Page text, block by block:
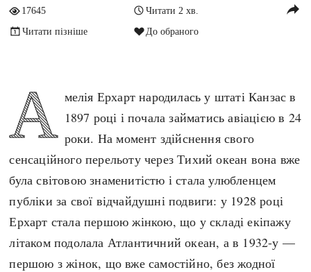
Катастрофи
Кримінал
Наука, освіта і техніка
Особистості
Подорожі і відкриття
Політика
Релігія
Розваги і дозвілля
Спорт
Чудеса світу
Україна незалежна
Хронологія
Античні часи
Темні віки
Високе Середньовіччя
Пізнє Середньовіччя
Нова історія
Новітня історія
Наш час
17645
Читати 2 хв.
Читати пізніше
До обраного
reply
А мелія Ерхарт народилась у штаті Канзас в
1897 році і почала займатись авіацією в 24
роки. На момент здійснення свого
сенсаційного перельоту через Тихий океан вона вже
була світовою знаменитістю і стала улюбленцем
публіки за свої відчайдушні подвиги: у 1928 році
Ерхарт стала першою жінкою, що у складі екіпажу
літаком подолала Атлантичний океан, а в 1932-у —
першою з жінок, що вже самостійно, без жодної